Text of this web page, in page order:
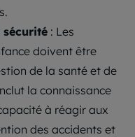
sécurité : Les
doivent être
de la santé et de
la connaissance
à réagir aux
des accidents et